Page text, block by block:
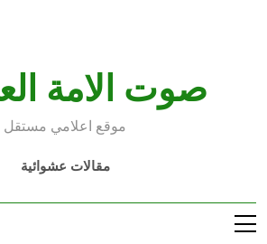
صوت الامة
موقع اعلامي مستقل
مقالات عشوائية